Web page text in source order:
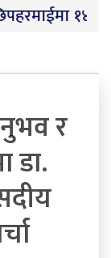
किलो गाँजा
र
डा.